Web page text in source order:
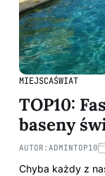
MIEJSCAŚWIAT
TOP10:
baseny
AUTOR: ADMINTOP10
Chyba każdy z